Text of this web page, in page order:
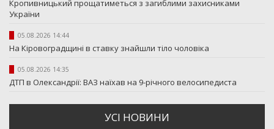
Кропивницький прощатиметься з загиблими захисниками
України
05.08.2026 14:44
На Кіровоградщині в ставку знайшли тіло чоловіка
05.08.2026 14:35
ДТП в Олександрії: ВАЗ наїхав на 9-річного велосипедиста
УСI НОВИНИ